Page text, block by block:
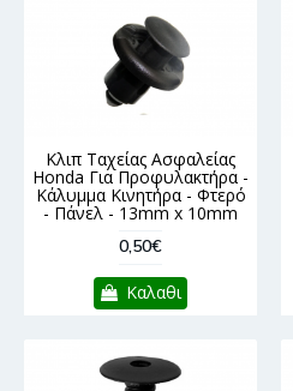
Κλιπ Ταχείας Ασφαλείας
Honda Για Προφυλακτήρα -
Κάλυμμα Κινητήρα - Φτερό
- Πάνελ - 13mm x 10mm
0,50€
Καλαθι